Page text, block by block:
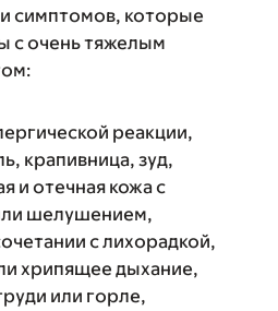
симптомов, которые
с очень тяжелым
реакции,
крапивница, зуд,
и отечная кожа с
шелушением,
с лихорадкой,
хрипящее дыхание,
или горле,